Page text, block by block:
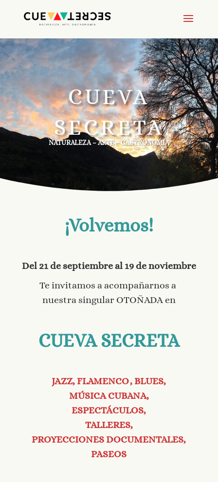
CUEVA
SECRETA
NATURALEZA – ARTE – GASTRONOMÍA
¡Volvemos!
Del 21 de septiembre al 19 de noviembre
Te invitamos a acompañarnos a
nuestra singular OTOÑADA en
CUEVA SECRETA
JAZZ, FLAMENCO, BLUES,
MÚSICA CUBANA,
ESPECTÁCULOS,
TALLERES,
PROYECCIONES DOCUMENTALES,
PASEOS